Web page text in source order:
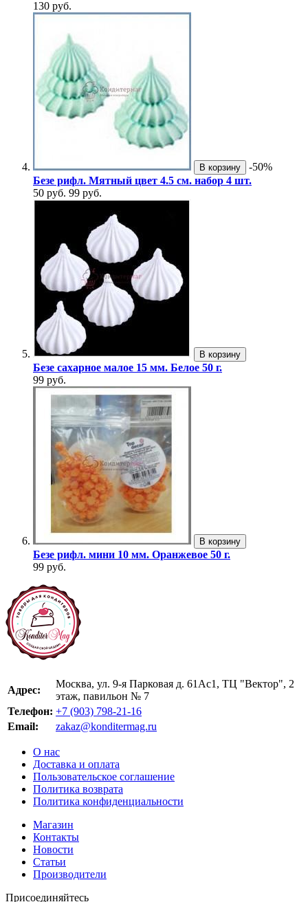
130 руб.
В корзину
-50%
Безе рифл. Мятный цвет 4.5 см. набор 4 шт.
50 руб. 99 руб.
В корзину
Безе сахарное малое 15 мм. Белое 50 г.
99 руб.
В корзину
Безе рифл. мини 10 мм. Оранжевое 50 г.
99 руб.
Адрес:
Москва, ул. 9-я Парковая д. 61Ас1, ТЦ "Вектор", 2
этаж, павильон № 7
Телефон: +7 (903) 798-21-16
Email:
zakaz@konditermag.ru
О нас
Доставка и оплата
Пользовательское соглашение
Политика возврата
Политика конфиденциальности
Магазин
Контакты
Новости
Статьи
Производители
Присоединяйтесь